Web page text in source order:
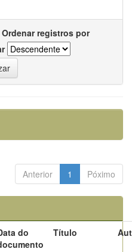
Ordenar registros por
Anterior 1 Póximo
do
Título